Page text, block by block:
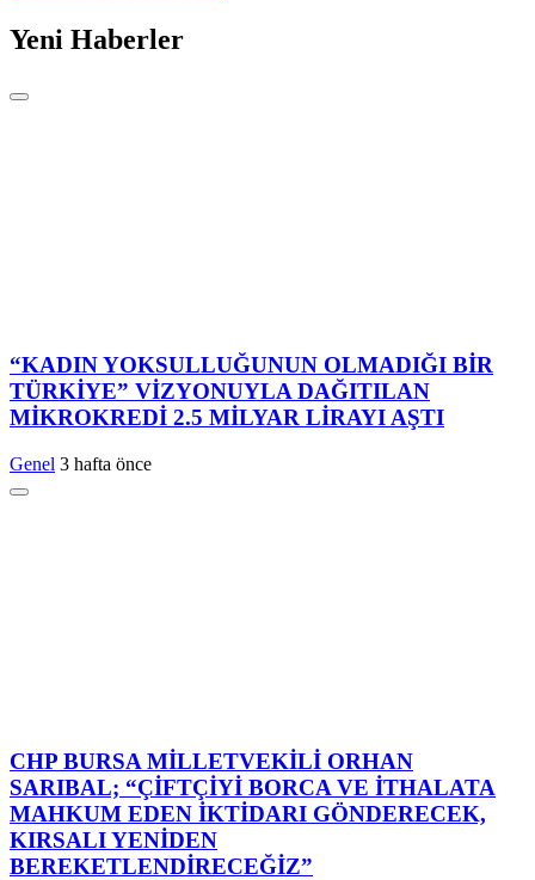
Yeni Haberler
“KADIN YOKSULLUĞUNUN OLMADIĞI BİR
TÜRKİYE” VİZYONUYLA DAĞITILAN
MİKROKREDİ 2.5 MİLYAR LİRAYI AŞTI
Genel 3 hafta önce
CHP BURSA MİLLETVEKİLİ ORHAN
SARIBAL; “ÇİFTÇİYİ BORCA VE İTHALATA
MAHKUM EDEN İKTİDARI GÖNDERECEK,
KIRSALI YENİDEN
BEREKETLENDİRECEĞİZ”